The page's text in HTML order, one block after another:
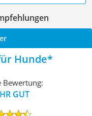
Hunde
Bewertung:
GUT